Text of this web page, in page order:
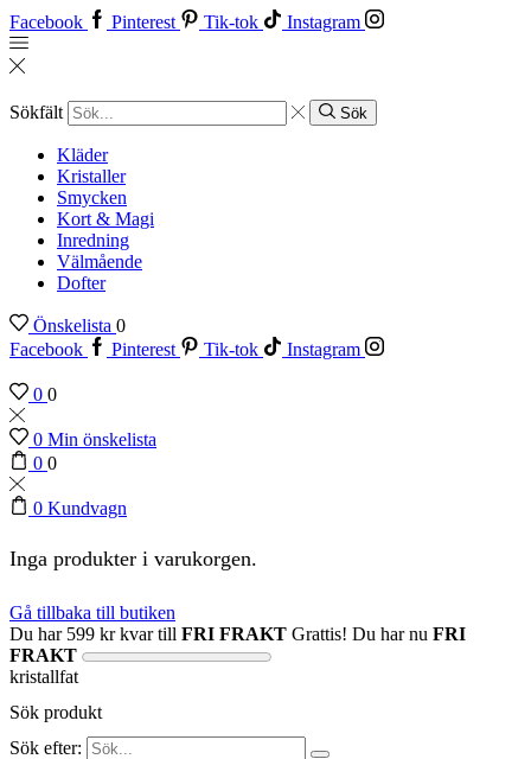
Facebook Pinterest Tik-tok Instagram
Sökfält Sök
Kläder
Kristaller
Smycken
Kort & Magi
Inredning
Välmående
Dofter
Önskelista 0
Facebook
Pinterest Tik-tok Instagram
0 0
0 Min önskelista
0 0
0 Kundvagn
Inga produkter i varukorgen.
Gå tillbaka till butiken
Du har 599 krkvar till FRI FRAKT Grattis! Du har nu FRI
FRAKT
kristallfat
Sök produkt
Sök efter: